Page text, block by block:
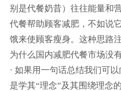
别是代餐奶昔）往往能量和
代餐帮助顾客减肥，不如说
饿来使顾客瘦身。这种思路
为什么国内减肥代餐市场没
· 如果用一句话总结我们可
是学其“理念”及其围绕理念